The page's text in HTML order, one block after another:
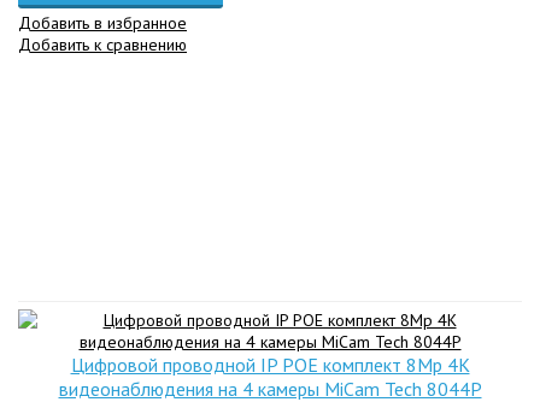
Добавить в избранное
Добавить к сравнению
Цифровой проводной IP POE комплект 8Mp 4K
видеонаблюдения на 4 камеры MiCam Tech 8044P